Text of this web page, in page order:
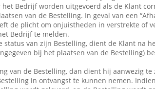
het Bedrijf worden uitgevoerd als de Klant
van de Bestelling. In geval van een
de plicht om onjuistheden in verstrekte of
Bedrijf te melden.
van zijn Bestelling, dient de Klant na
bij het plaatsen van de Bestelling)
van de Bestelling, dan dient hij aanwezig
in ontvangst te kunnen nemen.